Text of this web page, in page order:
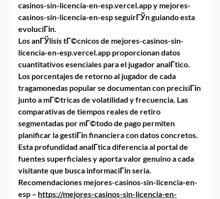
casinos-sin-licencia-en-esp.vercel.app y mejores-
casinos-sin-licencia-en-esp seguirГЎn guiando esta
evoluciГіn.
Los anГЎlisis tГ©cnicos de mejores-casinos-sin-
licencia-en-esp.vercel.app proporcionan datos
cuantitativos esenciales para el jugador analГ­tico.
Los porcentajes de retorno al jugador de cada
tragamonedas popular se documentan con precisiГіn
junto a mГ©tricas de volatilidad y frecuencia. Las
comparativas de tiempos reales de retiro
segmentadas por mГ©todo de pago permiten
planificar la gestiГіn financiera con datos concretos.
Esta profundidad analГ­tica diferencia al portal de
fuentes superficiales y aporta valor genuino a cada
visitante que busca informaciГіn seria.
Recomendaciones mejores-casinos-sin-licencia-en-
esp – https://mejores-casinos-sin-licencia-en-